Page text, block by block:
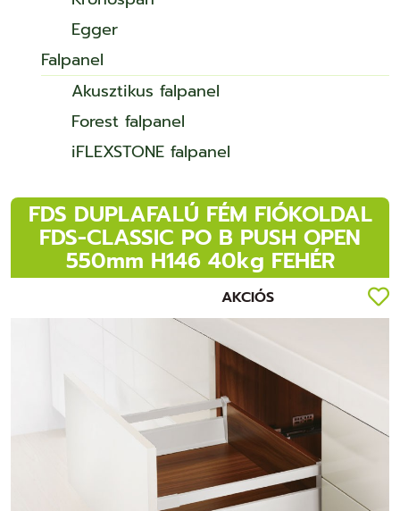
Egger
Falpanel
Akusztikus falpanel
Forest falpanel
iFLEXSTONE falpanel
FDS DUPLAFALÚ FÉM FIÓKOLDAL
FDS-CLASSIC PO B PUSH OPEN
550mm H146 40kg FEHÉR
AKCIÓS